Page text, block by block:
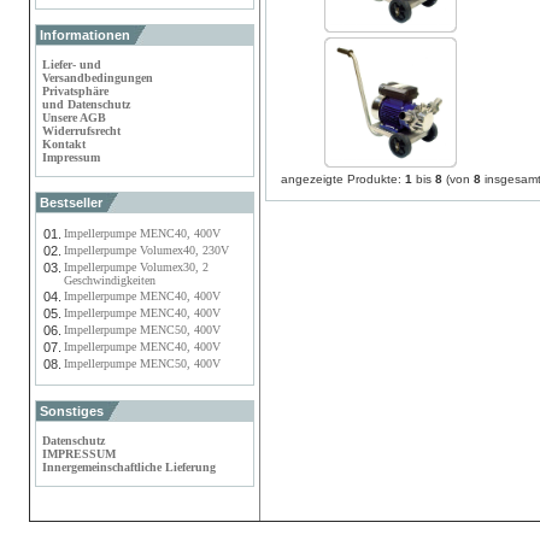
Informationen
Liefer- und
Versandbedingungen
Privatsphäre
und Datenschutz
Unsere AGB
Widerrufsrecht
Kontakt
Impressum
Bestseller
01. Impellerpumpe MENC40, 400V
02. Impellerpumpe Volumex40, 230V
03. Impellerpumpe Volumex30, 2
Geschwindigkeiten
04. Impellerpumpe MENC40, 400V
05. Impellerpumpe MENC40, 400V
06. Impellerpumpe MENC50, 400V
07. Impellerpumpe MENC40, 400V
08. Impellerpumpe MENC50, 400V
Sonstiges
Datenschutz
IMPRESSUM
Innergemeinschaftliche Lieferung
angezeigte Produkte: 1 bis 8 (von 8